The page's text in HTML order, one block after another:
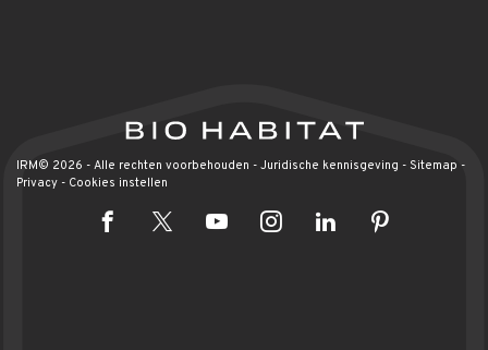
IRM© 2026 - Alle rechten voorbehouden - Juridische kennisgeving - Sitemap -
Privacy - Cookies instellen